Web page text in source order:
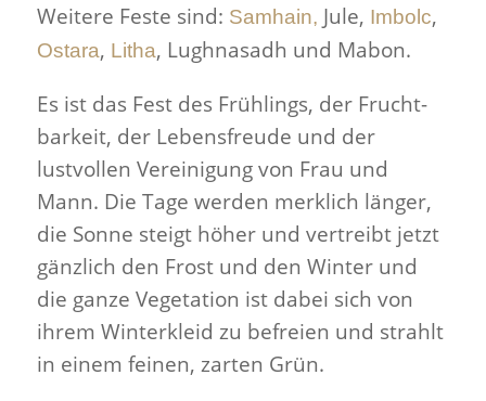
Weitere Feste sind: Samhain, Jule, Imbolc,
Ostara, Litha, Lugh­nasadh und Mabon.
Es ist das Fest des Früh­lings, der Frucht­
barkeit, der Lebens­freude und der
lustvollen Vere­ini­gung von Frau und
Mann. Die Tage werden merk­lich länger,
die Sonne steigt höher und vertreibt jetzt
gän­zlich den Frost und den Winter und
die ganze Veg­e­ta­tion ist dabei sich von
ihrem Win­terkleid zu befreien und strahlt
in einem feinen, zarten Grün.